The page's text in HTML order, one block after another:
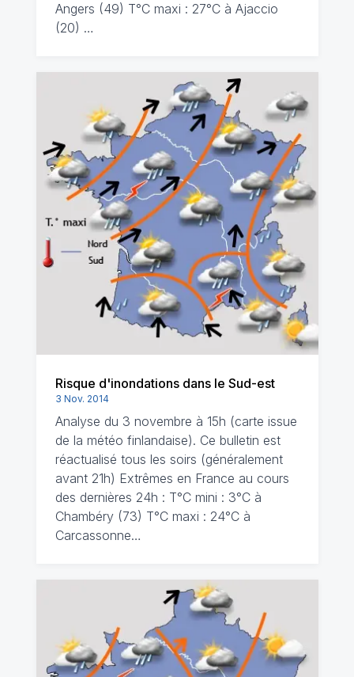
Angers (49) T°C maxi : 27°C à Ajaccio
(20) …
Risque d'inondations dans le Sud-est
3 Nov. 2014
Analyse du 3 novembre à 15h (carte issue
de la météo finlandaise). Ce bulletin est
réactualisé tous les soirs (généralement
avant 21h) Extrêmes en France au cours
des dernières 24h : T°C mini : 3°C à
Chambéry (73) T°C maxi : 24°C à
Carcassonne…